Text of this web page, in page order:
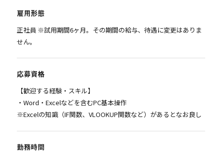
雇用形態
正社員 ※試⽤期間6ヶ⽉。その期間の給与、待遇に変更はありま
せん。
応募資格
【歓迎する経験・スキル】
・Word・Excelなどを含むPC基本操作
※Excelの知識（IF関数、VLOOKUP関数など）があるとなお良し
勤務時間